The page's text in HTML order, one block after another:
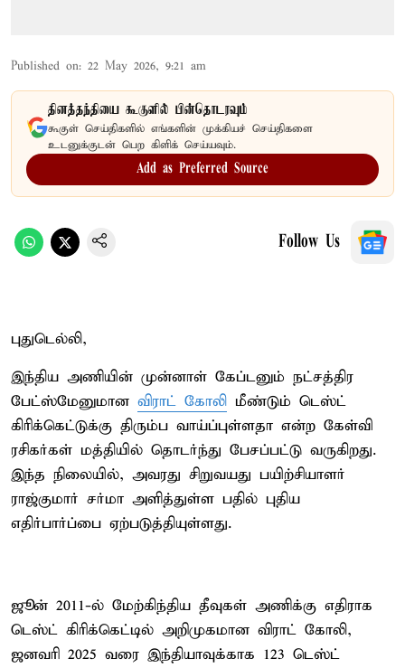
Published on: 22 May 2026, 9:21 am
தினத்தந்தியை கூகுளில் பின்தொடரவும்
கூகுள் செய்திகளில் எங்களின் முக்கியச் செய்திகளை
உடனுக்குடன் பெற கிளிக் செய்யவும்.
Add as Preferred Source
Follow Us
புதுடெல்லி,
இந்திய அணியின் முன்னாள் கேப்டனும் நட்சத்திர
பேட்ஸ்மேனுமான விராட் கோலி மீண்டும் டெஸ்ட்
கிரிக்கெட்டுக்கு திரும்ப வாய்ப்புள்ளதா என்ற கேள்வி
ரசிகர்கள் மத்தியில் தொடர்ந்து பேசப்பட்டு வருகிறது.
இந்த நிலையில், அவரது சிறுவயது பயிற்சியாளர்
ராஜ்குமார் சர்மா அளித்துள்ள பதில் புதிய
எதிர்பார்ப்பை ஏற்படுத்தியுள்ளது.
ஜூன் 2011-ல் மேற்கிந்திய தீவுகள் அணிக்கு எதிராக
டெஸ்ட் கிரிக்கெட்டில் அறிமுகமான விராட் கோலி,
ஜனவரி 2025 வரை இந்தியாவுக்காக 123 டெஸ்ட்